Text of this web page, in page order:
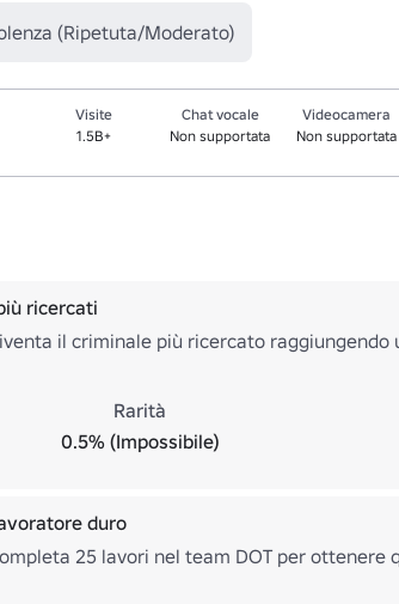
(Ripetuta/Moderato)
Visite
1.5B+
Chat vocale
Non supportata
Videocamera
Non supportata
ricercati
il criminale più ricercato raggiungendo
Rarità
0.5% (Impossibile)
duro
25 lavori nel team DOT per ottenere